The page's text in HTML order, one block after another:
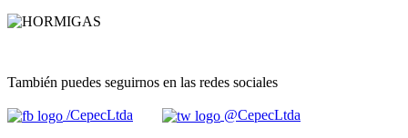
También puedes seguirnos en las redes sociales
/CepecLtda @CepecLtda